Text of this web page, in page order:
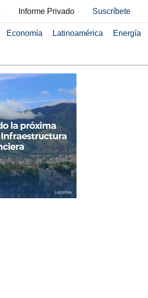
Informe Privado Suscríbete
Economía Latinoamérica Energía